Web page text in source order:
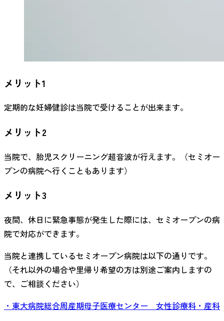
メリット1
定期的な妊婦健診は当院で受けることが出来ます。
メリット2
当院で、胎児スクリーニング超音波が行えます。（セミオー
プンの病院へ行くこともあります）
メリット3
夜間、休日に緊急事態が発生した際には、セミオープンの病
院で対応ができます。
当院と連携しているセミオープン病院は以下の通りです。
（それ以外の場合や里帰り希望の方は別途ご案内しますの
で、ご相談ください）
・東大病院総合周産期母子医療センター 女性診療科・産科